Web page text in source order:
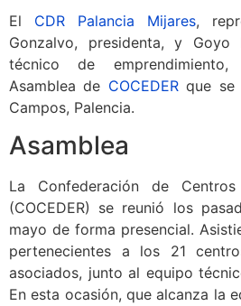
El CDR Palancia Mijares,
Gonzalvo, presidenta, y Goyo
técnico de
Asamblea de COCEDERque se
Campos, Palencia.
Asamblea
La Confederación de
(COCEDER) se reunió los
mayo de forma presencial.
pertenecientes a los 21
asociados, junto al equipo
En esta ocasión, que alcanza la